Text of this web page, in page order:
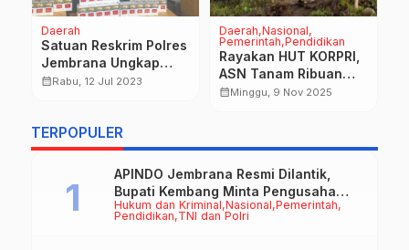
Daerah
Satuan Reskrim Polres
Jembrana Ungkap
Rokok Tanpa Pita
calendar_monthRabu, 12 Jul 2023
Daerah Nasional
Pemerintah Pendidikan
Rayakan HUT KORPRI,
ASN Tanam Ribuan
Bibit Pohon Hijaukan
calendar_monthMinggu, 9 Nov 2025
TERPOPULER
Hukum dan Kriminal Nasional Pemerintah
Pendidikan TNI dan Polri
APINDO Jembrana Resmi Dilantik,
Bupati Kembang Minta Pengusaha
Jadi Motor Penggerak Ekonomi